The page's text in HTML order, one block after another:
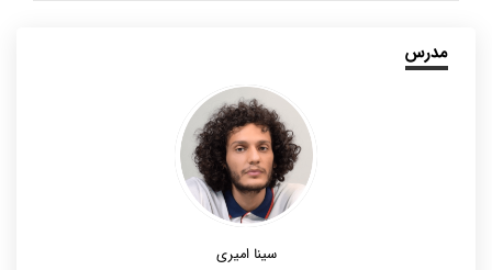
مدرس
سینا امیری